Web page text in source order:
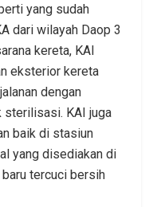
yang sudah
dari wilayah Daop 3
kereta, KAI
eksterior kereta
dengan
sterilisasi. KAI juga
baik di stasiun
yang disediakan di
tercuci bersih